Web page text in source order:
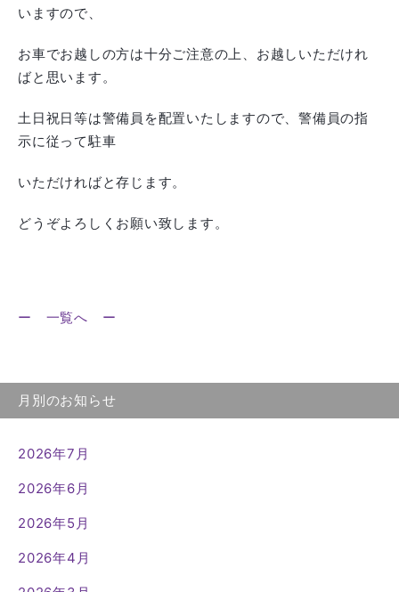
いますので、
お車でお越しの方は十分ご注意の上、お越しいただけれ
ばと思います。
土日祝日等は警備員を配置いたしますので、警備員の指
示に従って駐車
いただければと存じます。
どうぞよろしくお願い致します。
ー 一覧へ ー
月別のお知らせ
2026年7月
2026年6月
2026年5月
2026年4月